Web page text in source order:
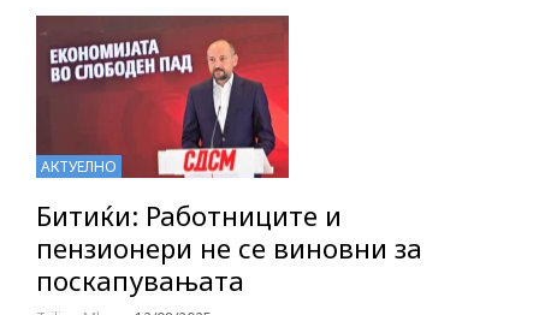
АКТУЕЛНО
Битиќи: Работниците и
пензионери не се виновни за
поскапувањата